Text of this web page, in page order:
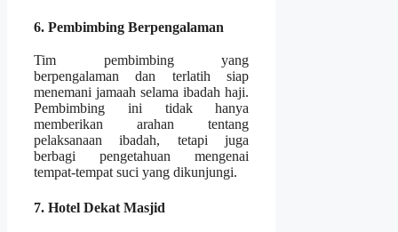
6. Pembimbing Berpengalaman
Tim pembimbing yang
berpengalaman dan terlatih siap
menemani jamaah selama ibadah haji.
Pembimbing ini tidak hanya
memberikan arahan tentang
pelaksanaan ibadah, tetapi juga
berbagi pengetahuan mengenai
tempat-tempat suci yang dikunjungi.
7. Hotel Dekat Masjid